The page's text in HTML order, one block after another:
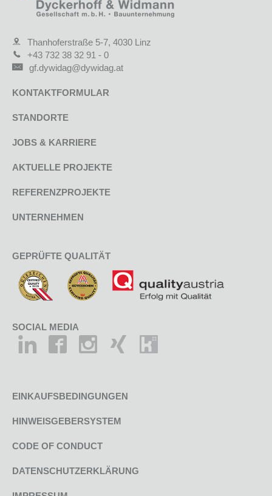
Thanhoferstraße 5-7, 4030 Linz
+43 732 38 32 91 - 0
gf.dywidag@dywidag.at
KONTAKTFORMULAR
STANDORTE
JOBS & KARRIERE
AKTUELLE PROJEKTE
REFERENZPROJEKTE
UNTERNEHMEN
GEPRÜFTE QUALITÄT
SOCIAL MEDIA
EINKAUFSBEDINGUNGEN
HINWEISGEBERSYSTEM
CODE OF CONDUCT
DATENSCHUTZERKLÄRUNG